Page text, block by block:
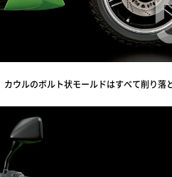
ウルのボルト状モールドはすべて削り